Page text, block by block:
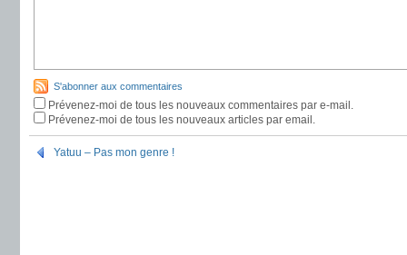
S'abonner aux commentaires
Prévenez-moi de tous les nouveaux commentaires par e-mail.
Prévenez-moi de tous les nouveaux articles par email.
Yatuu – Pas mon genre !